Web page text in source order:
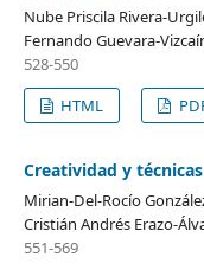
Nube Priscila Rivera-
Fernando Guevara-
528-550
HTML
Creatividad y
Mirian-Del-Rocío
Cristián Andrés Erazo-
551-569